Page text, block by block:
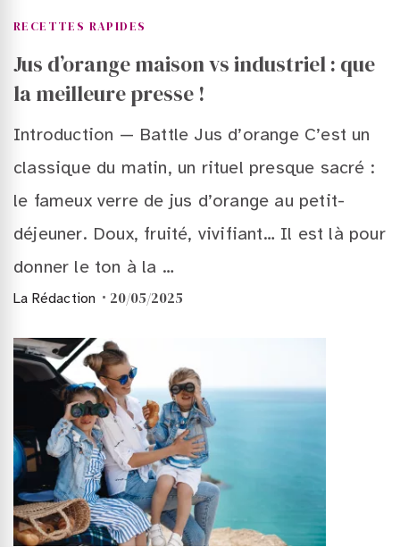
RECETTES RAPIDES
Jus d’orange maison vs industriel : que
la meilleure presse !
Introduction — Battle Jus d’orange C’est un
classique du matin, un rituel presque sacré :
le fameux verre de jus d’orange au petit-
déjeuner. Doux, fruité, vivifiant… Il est là pour
donner le ton à la …
La Rédaction 20/05/2025